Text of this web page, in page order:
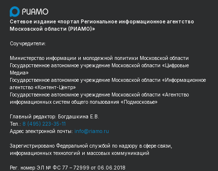
Сетевое издание «портал Региональное информационное агентство
Московской области (РИАМО)»
Соучредители:
Министерство информации и молодежной политики Московской области
Государственное автономное учреждение Московской области «Цифровые
Медиа»
Государственное автономное учреждение Московской области «Информационное
агентство «Контент-Центр»
Государственное автономное учреждение Московской области «Агентство
информационных систем общего пользования «Подмосковье»
Главный редактор: Богдашкина Е.В.
Тел.: 8 (495) 223-35-11
Адрес электронной почты: info@riamo.ru
Зарегистрировано Федеральной службой по надзору в сфере связи,
информационных технологий и массовых коммуникаций
Рег. номер ЭЛ № ФС 77 – 72999 от 06.06.2018